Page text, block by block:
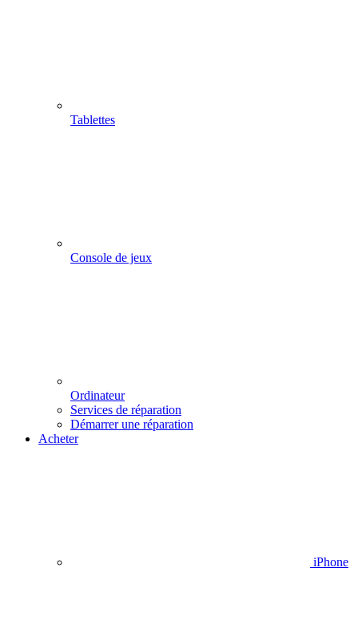
Tablettes
Console de jeux
Ordinateur
Services de réparation
Démarrer une réparation
Acheter
iPhone